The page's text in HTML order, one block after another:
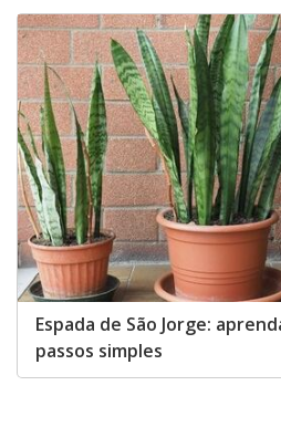
Espada de São Jorge:
passos simples